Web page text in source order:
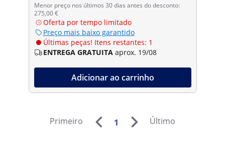
Menor preço nos últimos 30 dias antes do desconto:
275,00 €
Oferta por tempo limitado
Preço mais baixo garantido
Últimas peças! Itens restantes: 1
ENTREGA GRATUITA aprox. 19/08
Adicionar ao carrinho
Primeiro 1 Último